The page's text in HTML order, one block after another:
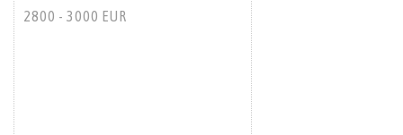
2800 - 3000 EUR